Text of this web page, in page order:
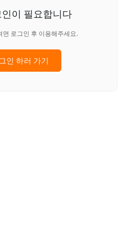
이 필요합니다
면 로그인 후 이용해주세요.
인 하러 가기